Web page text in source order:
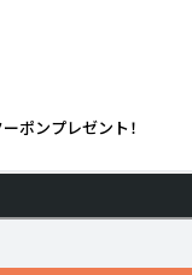
ポンプレゼント！